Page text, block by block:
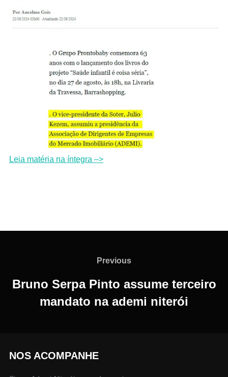
Leia matéria na íntegra –>
Post
Previous
Previous
Bruno Serpa Pinto assume terceiro
mandato na ademi niterói
NOS ACOMPANHE